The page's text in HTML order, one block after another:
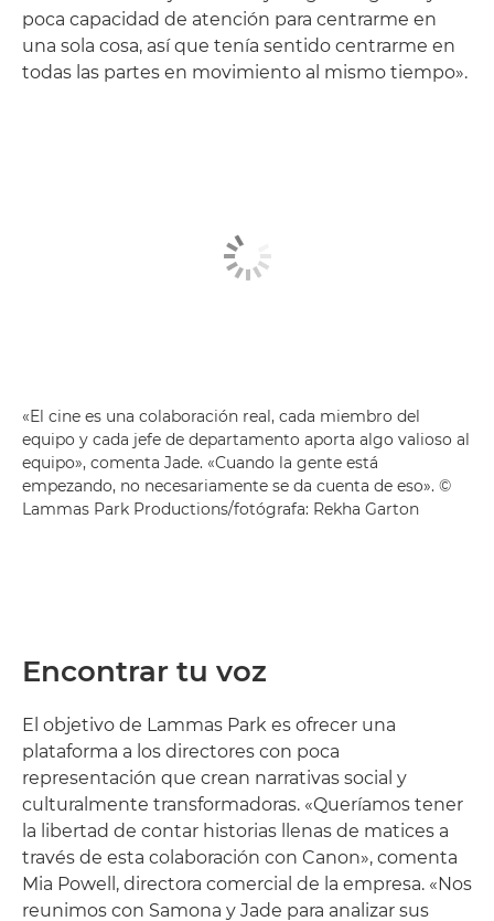
poca capacidad de atención para centrarme en
una sola cosa, así que tenía sentido centrarme en
todas las partes en movimiento al mismo tiempo».
«El cine es una colaboración real, cada miembro del
equipo y cada jefe de departamento aporta algo valioso al
equipo», comenta Jade. «Cuando la gente está
empezando, no necesariamente se da cuenta de eso». ©
Lammas Park Productions/fotógrafa: Rekha Garton
Encontrar tu voz
El objetivo de Lammas Park es ofrecer una
plataforma a los directores con poca
representación que crean narrativas social y
culturalmente transformadoras. «Queríamos tener
la libertad de contar historias llenas de matices a
través de esta colaboración con Canon», comenta
Mia Powell, directora comercial de la empresa. «Nos
reunimos con Samona y Jade para analizar sus